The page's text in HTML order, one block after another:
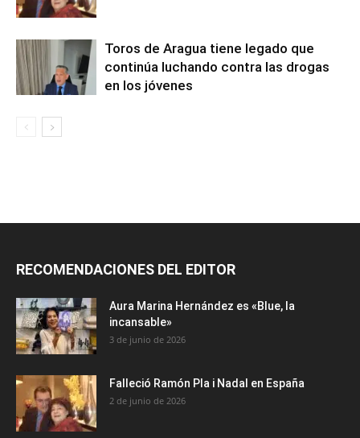
Toros de Aragua tiene legado que
continúa luchando contra las drogas
en los jóvenes
RECOMENDACIONES DEL EDITOR
Aura Marina Hernández es «Blue, la
incansable»
3 de junio de 2026
Falleció Ramón Pla i Nadal en España
2 de junio de 2026